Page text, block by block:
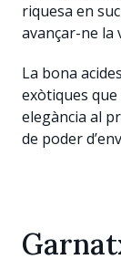
riquesa en
avançar-ne la
La bona
exòtiques
elegància al
de poder